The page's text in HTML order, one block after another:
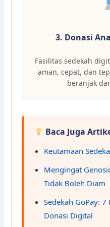
3. Donasi
Fasilitas sedekah
aman, cepat, dan
beranjak
Baca Juga
Keutamaan
Mengingat
Tidak Boleh Diam
Sedekah GoPay:
Donasi Digital